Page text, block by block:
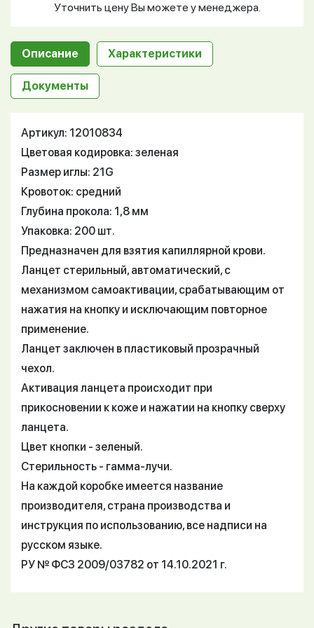
Уточнить цену Вы можете у менеджера.
Описание Характеристики
Документы
Артикул: 12010834
Цветовая кодировка: зеленая
Размер иглы: 21G
Кровоток: средний
Глубина прокола: 1,8 мм
Упаковка: 200 шт.
Предназначен для взятия капиллярной крови.
Ланцет стерильный, автоматический, с
механизмом самоактивации, срабатывающим от
нажатия на кнопку и исключающим повторное
применение.
Ланцет заключен в пластиковый прозрачный
чехол.
Активация ланцета происходит при
прикосновении к коже и нажатии на кнопку сверху
ланцета.
Цвет кнопки - зеленый.
Стерильность - гамма-лучи.
На каждой коробке имеется название
производителя, страна производства и
инструкция по использованию, все надписи на
русском языке.
РУ № ФСЗ 2009/03782 от 14.10.2021 г.